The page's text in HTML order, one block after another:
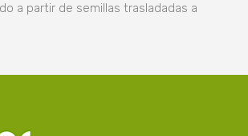
a partir de semillas trasladadas a